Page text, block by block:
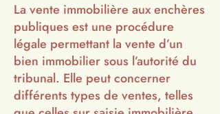
La vente immobilière aux enchères
publiques est une procédure
légale permettant la vente d’un
bien immobilier sous l’autorité du
tribunal. Elle peut concerner
différents types de ventes, telles